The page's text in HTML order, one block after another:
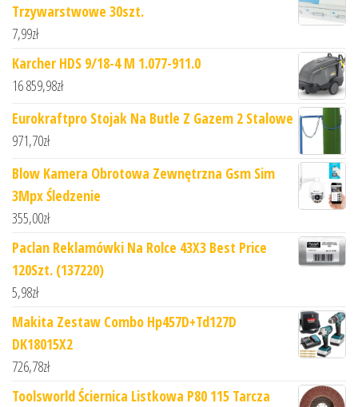
Trzywarstwowe 30szt.
7,99zł
Karcher HDS 9/18-4 M 1.077-911.0
16 859,98zł
Eurokraftpro Stojak Na Butle Z Gazem 2 Stalowe
971,70zł
Blow Kamera Obrotowa Zewnętrzna Gsm Sim
3Mpx Śledzenie
355,00zł
Paclan Reklamówki Na Rolce 43X3 Best Price
120Szt. (137220)
5,98zł
Makita Zestaw Combo Hp457D+Td127D
DK18015X2
726,78zł
Toolsworld Ściernica Listkowa P80 115 Tarcza